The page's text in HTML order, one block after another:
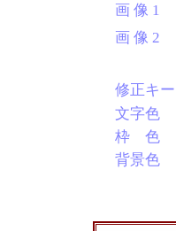
画 像 1
画 像 2
修正キー
文字色
枠 色
背景色